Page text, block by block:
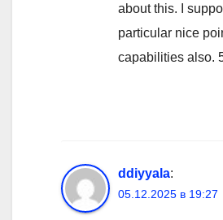
about this. I
particular nice
capabilities also.
ddiyyala:
05.12.2025 в 19:27